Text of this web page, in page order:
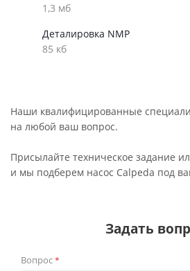
1,3 мб
Деталировка NMP
85 кб
Наши квалифицированные
на любой ваш вопрос.
Присылайте техническое задание
и мы подберем насос Calpeda под
Задать
Вопрос*